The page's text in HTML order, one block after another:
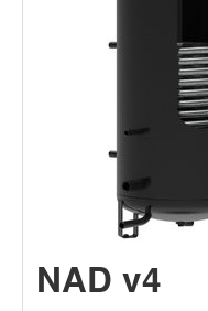
NAD v4